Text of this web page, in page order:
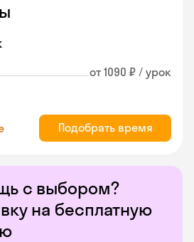
с выбором?
на бесплатную
от 1090 ₽ / урок
Подобрать время